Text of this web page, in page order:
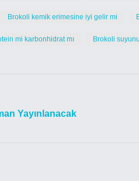
Brokoli kemik erimesine iyi gelir mi
mi karbonhidrat mı Brokoli
Yayınlanacak